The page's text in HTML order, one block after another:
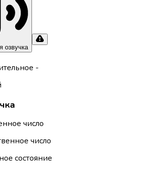
озвучка
-
число
число
состояние